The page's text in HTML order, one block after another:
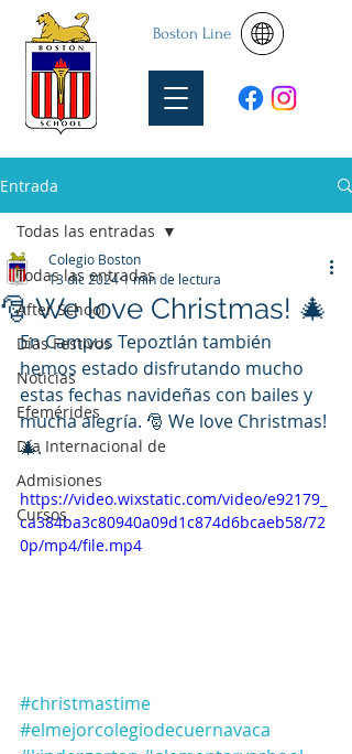
Boston Line
Entrada
Todas las entradas
After School
Días Festivos
Noticias
Efemérides
Día Internacional de
Admisiones
Cursos
Todas las entradas
🎅 We love Christmas! 🎄
Colegio Boston
13 dic 20241 min de lectura
En Campus Tepoztlán también
hemos estado disfrutando mucho
estas fechas navideñas con bailes y
mucha alegría. 🎅 We love Christmas!
🎄.
https://video.wixstatic.com/video/e92179_
ca384ba3c80940a09d1c874d6bcaeb58/72
0p/mp4/file.mp4
#christmastime
#elmejorcolegiodecuernavaca